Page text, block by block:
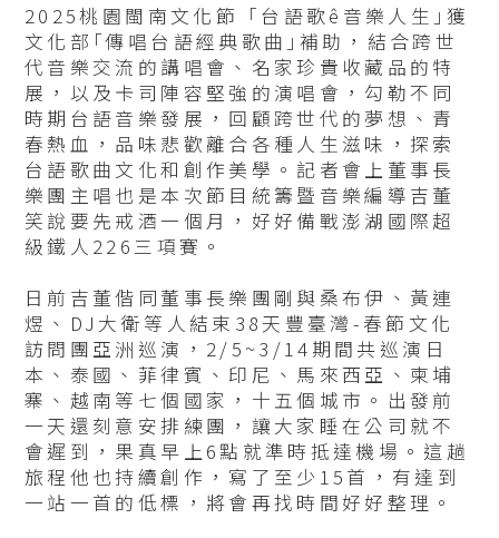
2025桃園閩南文化節「台語歌ê音樂人生｣獲
文化部｢傳唱台語經典歌曲｣補助，結合跨世
代音樂交流的講唱會、名家珍貴收藏品的特
展，以及卡司陣容堅強的演唱會，勾勒不同
時期台語音樂發展，回顧跨世代的夢想、青
春熱血，品味悲歡離合各種人生滋味，探索
台語歌曲文化和創作美學。記者會上董事長
樂團主唱也是本次節目統籌暨音樂編導吉董
笑說要先戒酒一個月，好好備戰澎湖國際超
級鐵人226三項賽。
日前吉董偕同董事長樂團剛與桑布伊、黃連
煜、DJ大衛等人結束38天豐臺灣-春節文化
訪問團亞洲巡演，2/5~3/14期間共巡演日
本、泰國、菲律賓、印尼、馬來西亞、柬埔
寨、越南等七個國家，十五個城市。出發前
一天還刻意安排練團，讓大家睡在公司就不
會遲到，果真早上6點就準時抵達機場。這趟
旅程他也持續創作，寫了至少15首，有達到
一站一首的低標，將會再找時間好好整理。